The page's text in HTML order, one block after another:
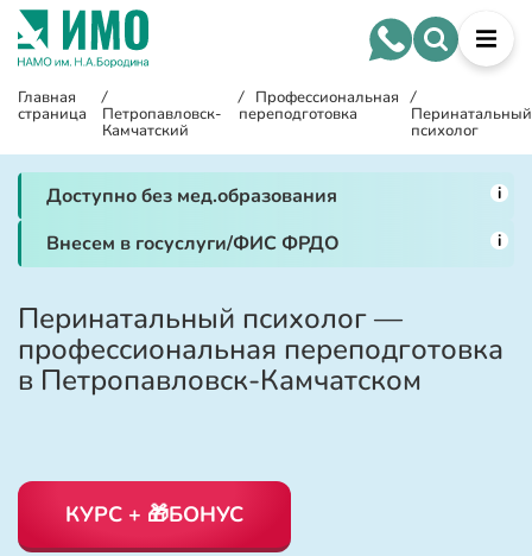
Главная
страница
/
Петропавловск-
Камчатский
/ Профессиональная
переподготовка
/
Перинатальный
психолог
Доступно без мед.образования i
Внесем в госуслуги/ФИС ФРДО i
Перинатальный психолог —
профессиональная переподготовка
в Петропавловск-Камчатском
КУРС + 🎁БОНУС